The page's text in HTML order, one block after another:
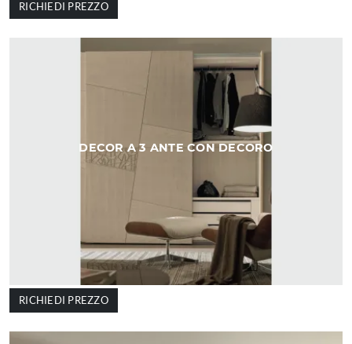
RICHIEDI PREZZO
DECOR A 3 ANTE CON DECORO
RICHIEDI PREZZO